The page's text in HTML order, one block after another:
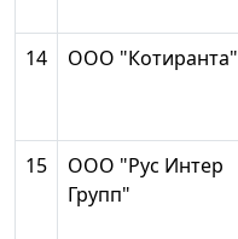
14
ООО "Котиранта"
15
ООО "Рус Интер
Групп"